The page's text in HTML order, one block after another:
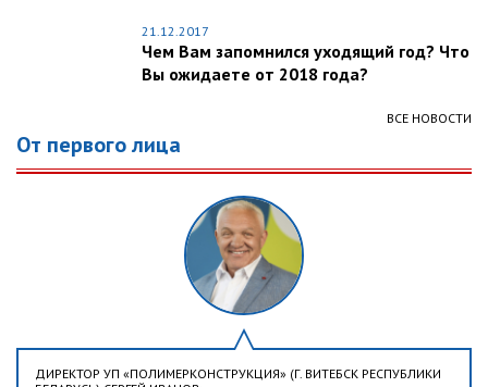
21.12.2017
Чем Вам запомнился уходящий год? Что
Вы ожидаете от 2018 года?
ВСЕ НОВОСТИ
От первого лица
ДИРЕКТОР УП «ПОЛИМЕРКОНСТРУКЦИЯ» (Г. ВИТЕБСК РЕСПУБЛИКИ